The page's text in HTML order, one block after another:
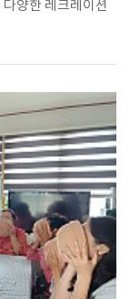
양한 레크레이션